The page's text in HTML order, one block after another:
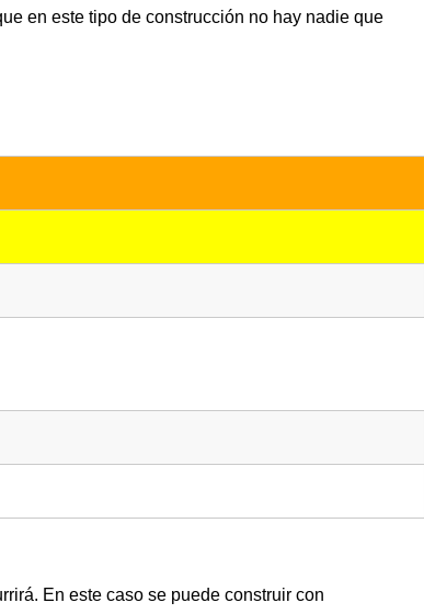
en este tipo de construcción no hay nadie que
En este caso se puede construir con